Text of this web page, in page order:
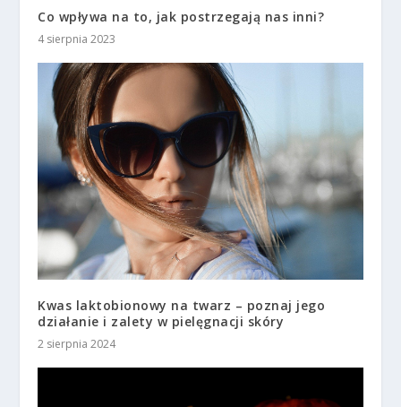
Co wpływa na to, jak postrzegają nas inni?
4 sierpnia 2023
Kwas laktobionowy na twarz – poznaj jego
działanie i zalety w pielęgnacji skóry
2 sierpnia 2024